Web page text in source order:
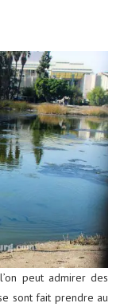
peut admirer des
sont fait prendre au